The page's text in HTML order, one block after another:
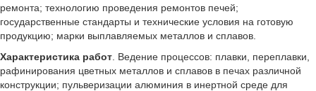
ремонта; технологию проведения ремонтов печей;
государственные стандарты и технические условия на готовую
продукцию; марки выплавляемых металлов и сплавов.
Характеристика работ . Ведение процессов: плавки, переплавки,
рафинирования цветных металлов и сплавов в печах различной
конструкции; пульверизации алюминия в инертной среде для